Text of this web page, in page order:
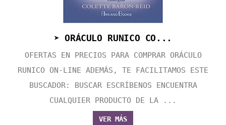
➤ ORÁCULO RUNICO CO...
OFERTAS EN PRECIOS PARA COMPRAR ORÁCULO
RUNICO ON-LINE ADEMÁS, TE FACILITAMOS ESTE
BUSCADOR: BUSCAR ESCRÍBENOS ENCUENTRA
CUALQUIER PRODUCTO DE LA ...
VER MÁS